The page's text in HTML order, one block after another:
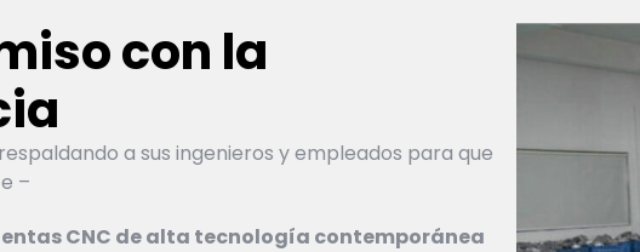
con la
a sus ingenieros y empleados para que
–
CNC de alta tecnología contemporánea